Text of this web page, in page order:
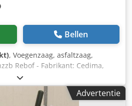
Bellen
, Voegenzaag, asfaltzaag,
Rebof - Fabrikant: Cedima,
- Zaagblad: Ø max. 480 mm -
- Afmetingen: 1150/680/H 920 mm
Advertentie